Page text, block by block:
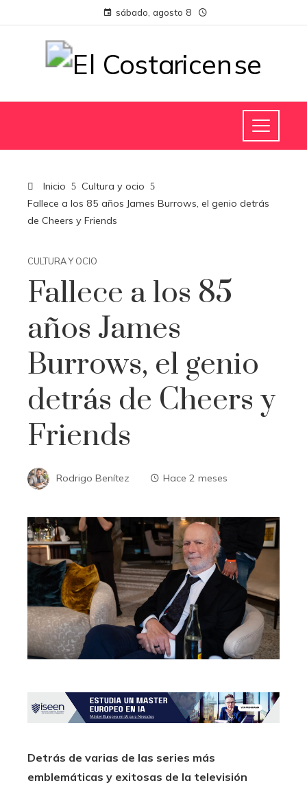
sábado, agosto 8
Inicio
Cultura y ocio
Fallece a los 85 años James Burrows, el genio detrás
de Cheers y Friends
CULTURA Y OCIO
Fallece a los 85
años James
Burrows, el genio
detrás de Cheers y
Friends
Rodrigo Benítez Hace 2 meses
Detrás de varias de las series más
emblemáticas y exitosas de la televisión